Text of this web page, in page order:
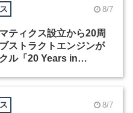
8/7
ティクス設立から20周
ストラクトエンジンが
ル「20 Years in
8/7